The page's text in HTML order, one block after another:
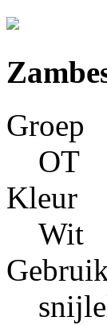
Groep
OT
Kleur
Wit